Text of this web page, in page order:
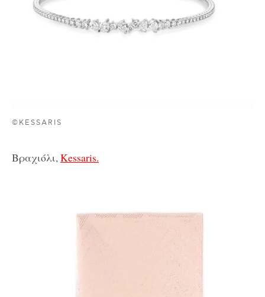
©KESSARIS
Βραχιόλι,Kessaris.